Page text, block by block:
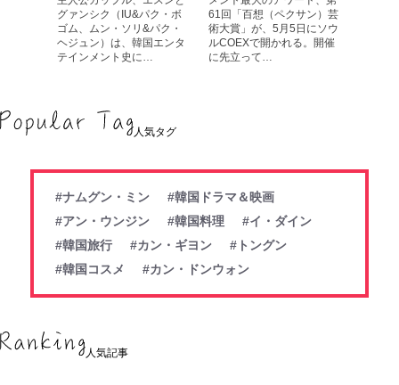
グァンシク（IU&パク・ボ
ゴム、ムン・ソリ&パク・
ヘジュン）は、韓国エンタ
テインメント史に…
61回「百想（ペクサン）芸
術大賞」が、5月5日にソウ
ルCOEXで開かれる。開催
に先立って…
人気タグ
#ナムグン・ミン
#韓国ドラマ＆映画
#アン・ウンジン
#韓国料理
#イ・ダイン
#韓国旅行
#カン・ギヨン
#トングン
#韓国コスメ
#カン・ドンウォン
人気記事